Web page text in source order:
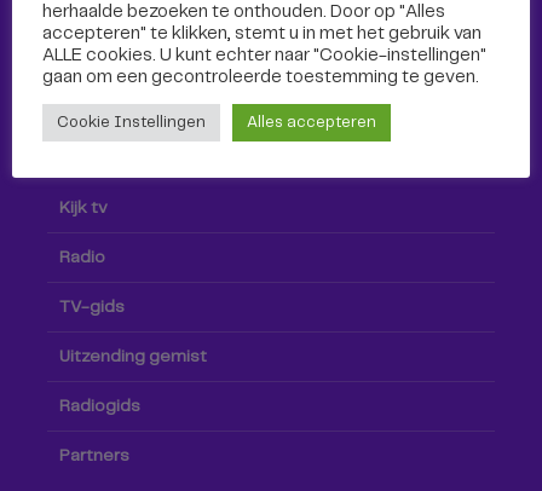
Kijk tv
Radio
TV-gids
Uitzending gemist
Radiogids
Partners
herhaalde bezoeken te onthouden. Door op "Alles
accepteren" te klikken, stemt u in met het gebruik van
ALLE cookies. U kunt echter naar "Cookie-instellingen"
gaan om een ​​gecontroleerde toestemming te geven.
Cookie Instellingen Alles accepteren